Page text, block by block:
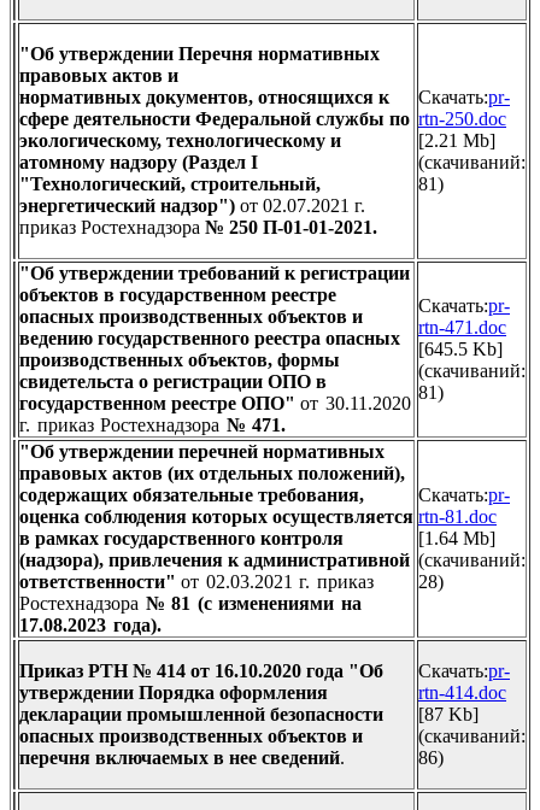
"Об утверждении Перечня нормативных
правовых актов и
нормативных документов, относящихся к
сфере деятельности Федеральной службы по
экологическому, технологическому и
атомному надзору (Раздел I
"Технологический, строительный,
энергетический надзор") от 02.07.2021 г.
приказ Ростехнадзора № 250 П-01-01-2021.
Скачать:pr-
rtn-250.doc
[2.21 Mb]
(cкачиваний:
81)
"Об утверждении требований к регистрации
объектов в государственном реестре
опасных производственных объектов и
ведению государственного реестра опасных
производственных объектов, формы
свидетельста о регистрации ОПО в
государственном реестре ОПО" от 30.11.2020
г. приказ Ростехнадзора № 471.
Скачать:pr-
rtn-471.doc
[645.5 Kb]
(cкачиваний:
81)
"Об утверждении перечней нормативных
правовых актов (их отдельных положений),
содержащих обязательные требования,
оценка соблюдения которых осуществляется
в рамках государственного контроля
(надзора), привлечения к административной
ответственности" от 02.03.2021 г. приказ
Ростехнадзора № 81 (с изменениями на
17.08.2023 года).
Скачать:pr-
rtn-81.doc
[1.64 Mb]
(cкачиваний:
28)
Приказ РТН № 414 от 16.10.2020 года "Об
утверждении Порядка оформления
декларации промышленной безопасности
опасных производственных объектов и
перечня включаемых в нее сведений.
Скачать:pr-
rtn-414.doc
[87 Kb]
(cкачиваний:
86)